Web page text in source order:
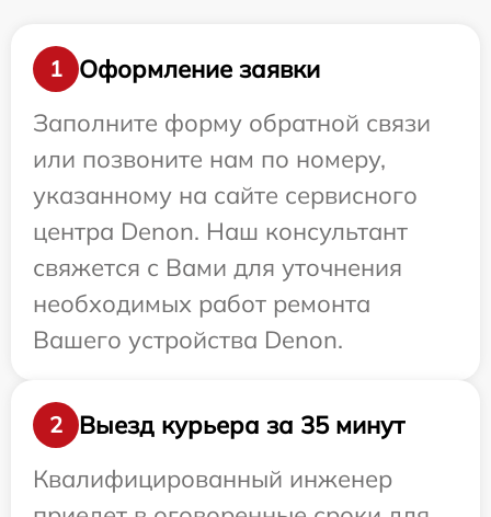
1
Оформление заявки
Заполните форму обратной связи
или позвоните нам по номеру,
указанному на сайте сервисного
центра Denon. Наш консультант
свяжется с Вами для уточнения
необходимых работ ремонта
Вашего устройства Denon.
2
Выезд курьера за 35 минут
Квалифицированный инженер